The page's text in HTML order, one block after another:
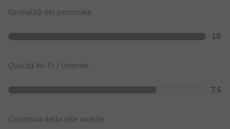
Cordialità del personale
10
Qualità Wi-Fi / Internet
7.5
Copertura della rete mobile